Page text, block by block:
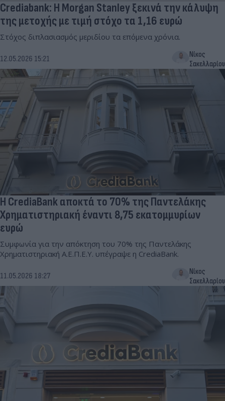
Crediabank: Η Morgan Stanley ξεκινά την κάλυψη
της μετοχής με τιμή στόχο τα 1,16 ευρώ
Στόχος διπλασιασμός μεριδίου τα επόμενα χρόνια.
12.05.2026 15:21
Νίκος
Σακελλαρίου
Η CrediaBank αποκτά το 70% της Παντελάκης
Χρηματιστηριακή έναντι 8,75 εκατομμυρίων
ευρώ
Συμφωνία για την απόκτηση του 70% της Παντελάκης
Χρηματιστηριακή Α.Ε.Π.Ε.Υ. υπέγραψε η CrediaBank.
11.05.2026 18:27
Νίκος
Σακελλαρίου